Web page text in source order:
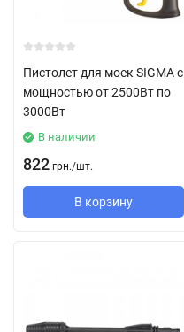
Пистолет для моек SIGMA с
мощностью от 2500Вт по
3000Вт
В наличии
822 грн./шт.
В корзину